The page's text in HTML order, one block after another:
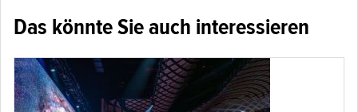
Das könnte Sie auch interessieren